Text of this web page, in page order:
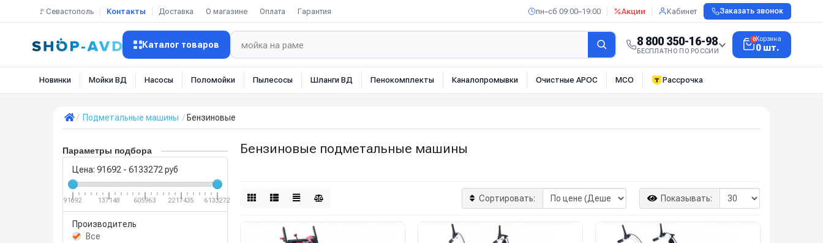
🚩Севастополь Контакты Доставка О магазине Оплата Гарантия пн–сб 09:00–19:00 Акции Кабинет Заказать звонок
Каталог товаров 8 800 350-16-98
БЕСПЛАТНО ПО РОССИИ
0Корзина
0 шт.
Новинки Мойки ВД Насосы Поломойки Пылесосы Шланги ВД Пенокомплекты Каналопромывки Очистные АРОС МСО Рассрочка
Подметальные машины Бензиновые
Параметры подбора
Цена: 91692 - 6133272 руб
91692 137148 605963 2217435 6133272
Производитель
Все
Бензиновые подметальные машины
Сортировать: Показывать: